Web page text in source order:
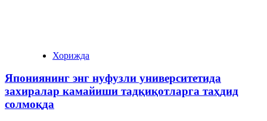
Хорижда
Япониянинг энг нуфузли университетида
захиралар камайиши тадқиқотларга таҳдид
солмоқда